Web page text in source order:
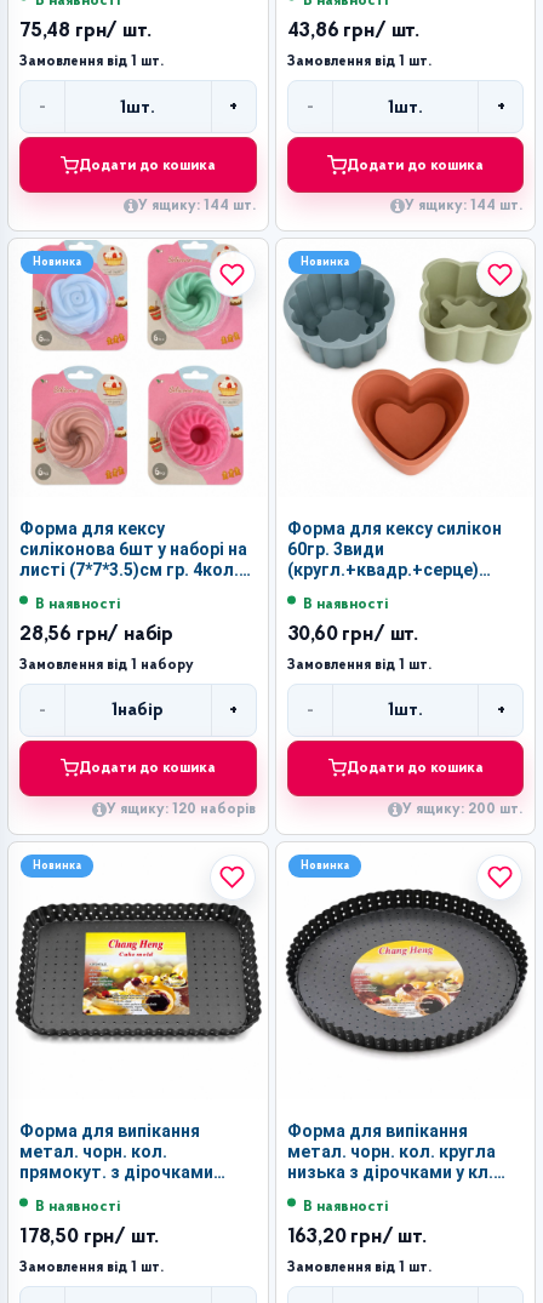
75,48 грн/ шт.
Замовлення від 1 шт.
- 1 шт. +
Додати до кошика
У ящику: 144 шт.
43,86 грн/ шт.
Замовлення від 1 шт.
- 1 шт. +
Додати до кошика
У ящику: 144 шт.
Новинка
Форма для кексу
силіконова 6шт у наборі на
листі (7*7*3.5)см гр. 4кол.
В наявності
28,56 грн/ набір
Замовлення від 1 набору
-
Кількість
1набір +
Додати до кошика
У ящику: 120 наборів
Новинка
Форма для кексу силікон
60гр. 3види
(кругл.+квадр.+серце)
№FY-01196 (200)
В наявності
30,60 грн/ шт.
Замовлення від 1 шт.
- 1шт. +
Додати до кошика
У ящику: 200 шт.
Новинка
Форма для випікання
метал. чорн. кол.
прямокут. з дірочками
(50)В наявності
178,50 грн/ шт.
Замовлення від 1 шт.
Новинка
Форма для випікання
метал. чорн. кол. кругла
низька з дірочками у кл.
В наявності
163,20 грн/ шт.
Замовлення від 1 шт.